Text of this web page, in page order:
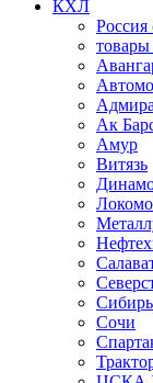
КХЛ
Россия
Ак
Амур
Витязь
Сибирь
Сочи